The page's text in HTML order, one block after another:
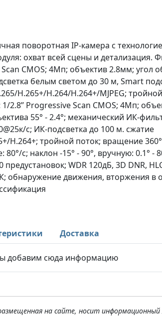
поворотная IP-камера с
охват всей сцены и детализация.
CMOS; 4Мп; объектив 2.8мм; угол
белым светом до 30 м, Smart
H.265+/H.264/H.264+/MJPEG;
2.8’’ Progressive Scan CMOS; 4Мп;
55° - 2.4°; механический ИК-
с; ИК-подсветка до 100 м. сжатие
H.264+; тройной поток; вращение
80°/с; наклон -15° - 90°, вручную: 0.1° -
предустановок; WDR 120дБ, 3D DNR,
обнаружение движения, вторжения в
Доставка
добавим сюда информацию
на сайте, носит